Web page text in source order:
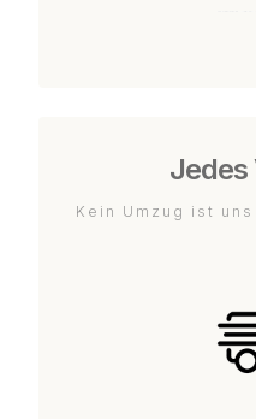
Jedes
Kein Umzug ist